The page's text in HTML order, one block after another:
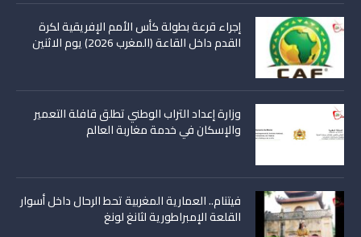
إجراء قرعة بطولة كأس الأمم الإفريقية لكرة
القدم داخل القاعة (المغرب 2026) يوم الاثنين
وزارة إعداد التراب الوطني تطلق قافلة التعمير
والإسكان في خدمة مغاربة العالم
فيتنام.. العمارية المغربية تحط الرحال داخل أسوار
القلعة الإمبراطورية لثانغ لونغ